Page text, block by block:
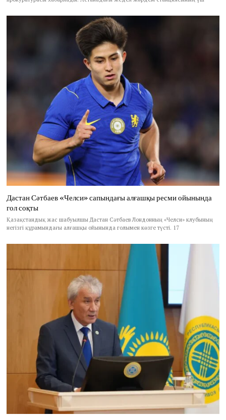
Дастан Сәтбаев «Челси» сапындағы алғашқы ресми ойынында
гол соқты
Қазақстандық жас шабуылшы Дастан Сәтбаев Лондонның «Челси» клубының
негізгі құрамындағы алғашқы ойынында голымен көзге түсті. 17